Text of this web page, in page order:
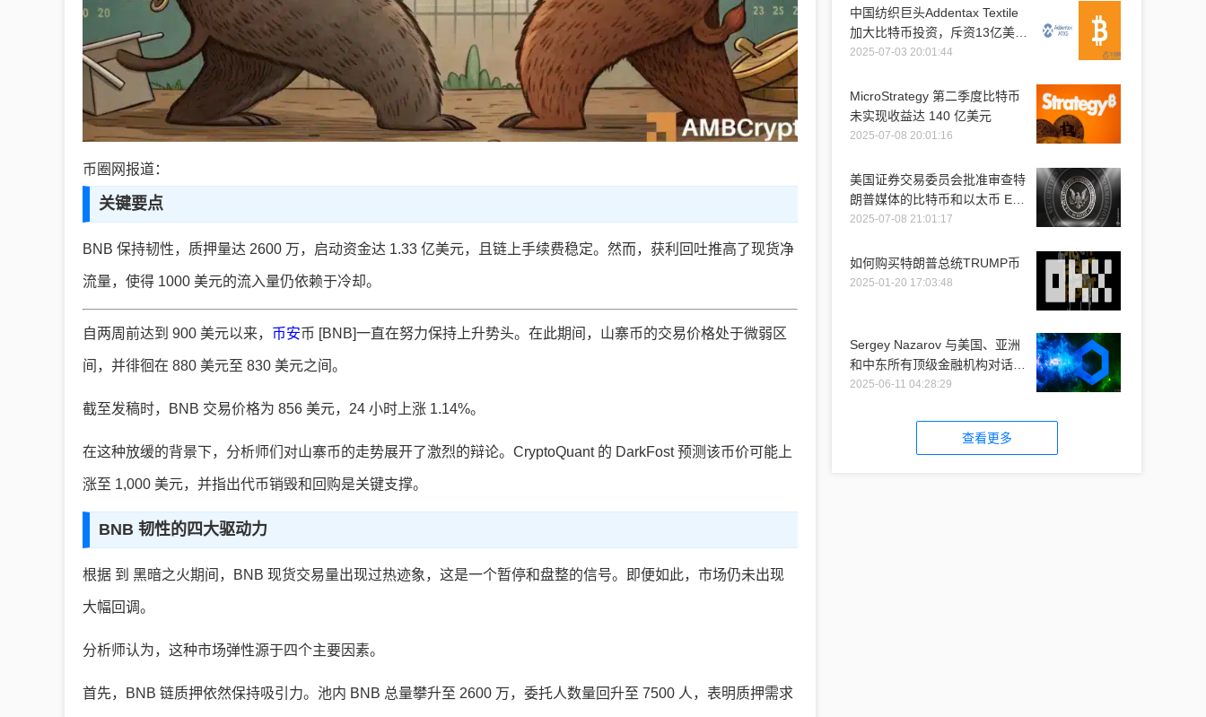
币圈网报道：
关键要点
BNB 保持韧性，质押量达 2600 万，启动资金达 1.33 亿美元，且链上手续费稳定。然而，获利回吐推高了现货净
流量，使得 1000 美元的流入量仍依赖于冷却。
自两周前达到 900 美元以来， 币安币 [BNB]一直在努力保持上升势头。在此期间，山寨币的交易价格处于微弱区
间，并徘徊在 880 美元至 830 美元之间。
截至发稿时，BNB 交易价格为 856 美元，24 小时上涨 1.14%。
在这种放缓的背景下，分析师们对山寨币的走势展开了激烈的辩论。CryptoQuant 的 DarkFost 预测该币价可能上
涨至 1,000 美元，并指出代币销毁和回购是关键支撑。
BNB 韧性的四大驱动力
根据 到 黑暗之火期间，BNB 现货交易量出现过热迹象，这是一个暂停和盘整的信号。即便如此，市场仍未出现
大幅回调。
分析师认为，这种市场弹性源于四个主要因素。
首先，BNB 链质押依然保持吸引力。池内 BNB 总量攀升至 2600 万，委托人数量回升至 7500 人，表明质押需求
中国纺织巨头Addentax Textile
加大比特币投资，斥资13亿美元
购入1.2万枚比特币
2025-07-03 20:01:44
MicroStrategy 第二季度比特币
未实现收益达 140 亿美元
2025-07-08 20:01:16
美国证券交易委员会批准审查特
朗普媒体的比特币和以太币 ETF
推介
2025-07-08 21:01:17
如何购买特朗普总统TRUMP币
2025-01-20 17:03:48
Sergey Nazarov 与美国、亚洲
和中东所有顶级金融机构对话时
提到 Chainlink
2025-06-11 04:28:29
查看更多